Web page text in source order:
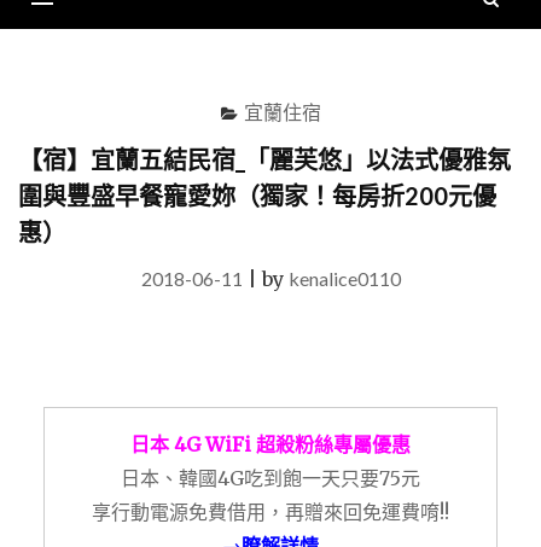
宜蘭住宿
【宿】宜蘭五結民宿_「麗芙悠」以法式優雅氛
圍與豐盛早餐寵愛妳（獨家！每房折200元優
惠）
2018-06-11 |by kenalice0110
日本 4G WiFi 超殺粉絲專屬優惠
日本、韓國4G吃到飽一天只要75元
享行動電源免費借用，再贈來回免運費唷!!